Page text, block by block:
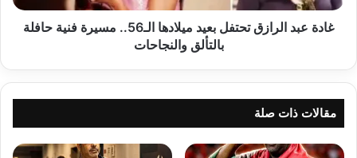
فنية
حافلة
غادة عبد الرازق تحتفل بعيد ميلادها الـ56.. مسيرة فنية حافلة
بالتألق والنجاحات
مقالات ذات صلة